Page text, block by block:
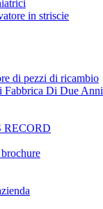
in striscie
di pezzi di ricambio
Fabbrica Di Due Anni
RECORD